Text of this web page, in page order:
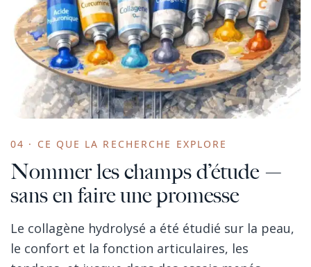
04 · CE QUE LA RECHERCHE EXPLORE
Nommer les champs d’étude —
sans en faire une promesse
Le collagène hydrolysé a été étudié sur la peau,
le confort et la fonction articulaires, les